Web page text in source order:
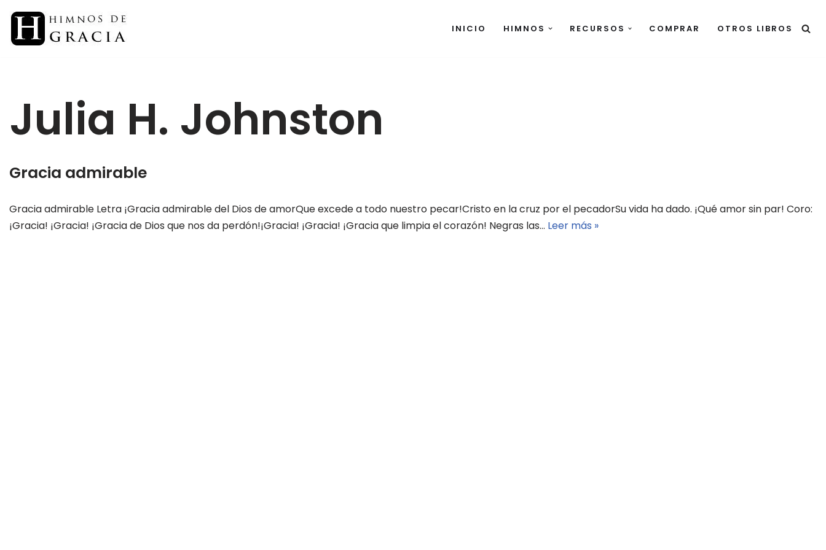
Saltar
INICIO HIMNOS RECURSOS COMPRAR OTROS LIBROS
Julia H. Johnston
Gracia admirable
Gracia admirable Letra ¡Gracia admirable del Dios de amorQue excede a todo nuestro pecar!Cristo en la cruz por el pecadorSu vida ha dado. ¡Qué amor sin par! Coro:
¡Gracia! ¡Gracia! ¡Gracia de Dios que nos da perdón!¡Gracia! ¡Gracia! ¡Gracia que limpia el corazón! Negras las… Leer más »